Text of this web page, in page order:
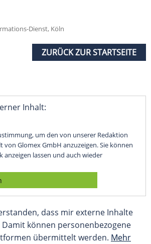
Dienst, Köln
ZURÜCK ZUR STARTSEITE
Inhalt:
um den von unserer Redaktion
Glomex GmbH anzuzeigen. Sie können
anzeigen lassen und auch wieder
dass mir externe Inhalte
können personenbezogene
übermittelt werden. Mehr